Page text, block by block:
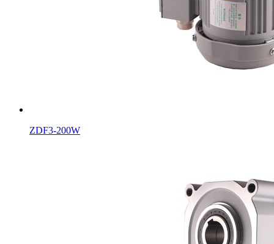
ZDF3-200W